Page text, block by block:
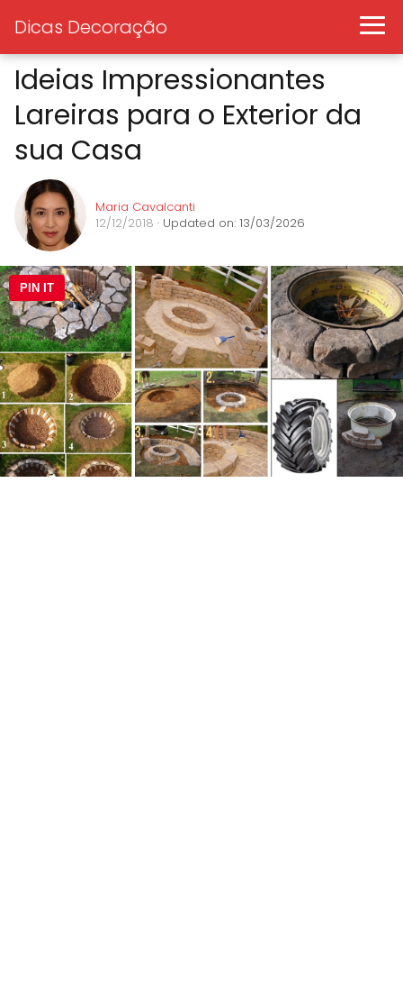
Dicas Decoração
Ideias Impressionantes
Lareiras para o Exterior da
sua Casa
Maria Cavalcanti
12/12/2018 · Updated on: 13/03/2026
PIN IT